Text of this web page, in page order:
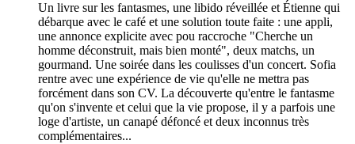
Un livre sur les fantasmes, une libido réveillée et Étienne qui
débarque avec le café et une solution toute faite : une appli,
une annonce explicite avec pou raccroche "Cherche un
homme déconstruit, mais bien monté", deux matchs, un
gourmand. Une soirée dans les coulisses d'un concert. Sofia
rentre avec une expérience de vie qu'elle ne mettra pas
forcément dans son CV. La découverte qu'entre le fantasme
qu'on s'invente et celui que la vie propose, il y a parfois une
loge d'artiste, un canapé défoncé et deux inconnus très
complémentaires...